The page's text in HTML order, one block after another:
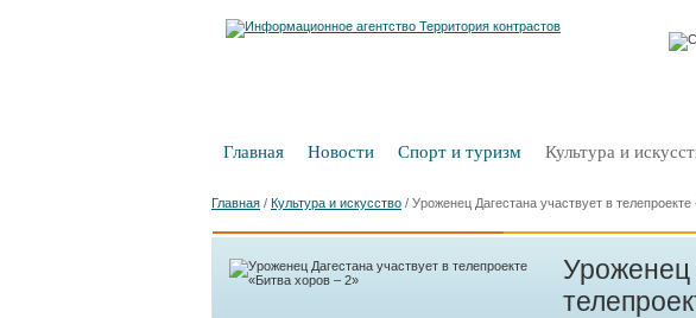
Главная Новости Спорт и туризм Культура и
Главная / Культура и искусство / Уроженец Дагестана участвует в
Уроженец